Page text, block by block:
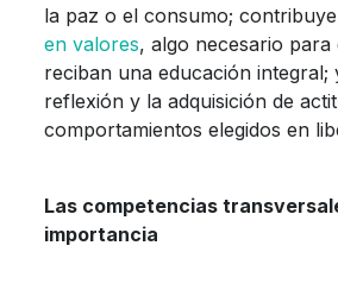
la paz o el consumo;
en valores, algo necesario para
reciban una educación integral;
reflexión y la adquisición de
comportamientos elegidos en
Las competencias
importancia